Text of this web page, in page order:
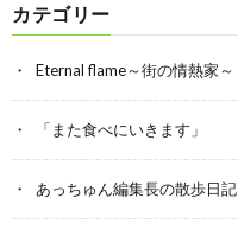
カテゴリー
Eternal flame～街の情熱家～
「また食べにいきます」
あっちゅん編集長の散歩日記